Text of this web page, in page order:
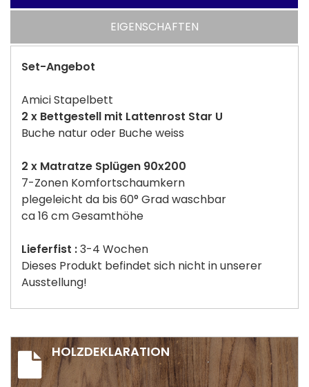
EIGENSCHAFTEN
Set-Angebot
Amici Stapelbett
2 x Bettgestell mit Lattenrost Star U
Buche natur oder Buche weiss
2 x Matratze Splügen 90x200
7-Zonen Komfortschaumkern
plegeleicht da bis 60° Grad waschbar
ca 16 cm Gesamthöhe
Lieferfist :3-4 Wochen
Dieses Produkt befindet sich nicht in unserer
Ausstellung!
HOLZDEKLARATION